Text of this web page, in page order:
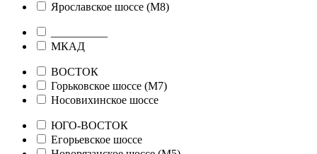
Ярославское шоссе (М8)
МКАД
ВОСТОК
Горьковское шоссе (М7)
Носовихинское шоссе
ЮГО-ВОСТОК
Егорьевское шоссе